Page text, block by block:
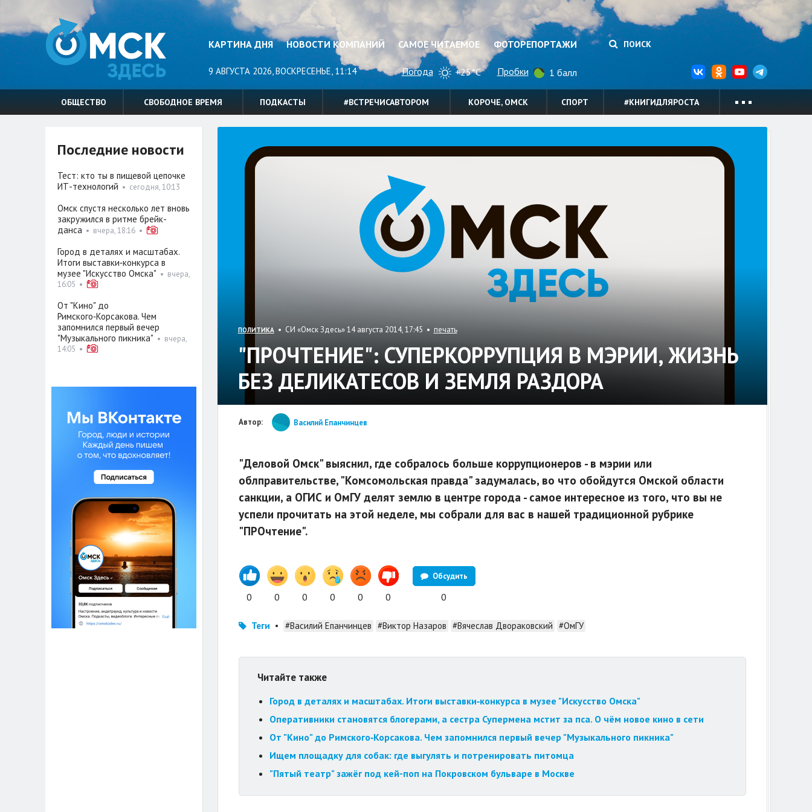
КАРТИНА ДНЯ НОВОСТИ КОМПАНИЙ САМОЕ ЧИТАЕМОЕ ФОТОРЕПОРТАЖИ ПОИСК
9 АВГУСТА 2026, ВОСКРЕСЕНЬЕ, 11:14 Погода +25°C Пробки 1 балл
ОБЩЕСТВО СВОБОДНОЕ ВРЕМЯ ПОДКАСТЫ #ВСТРЕЧИСАВТОРОМ КОРОЧЕ, ОМСК СПОРТ #КНИГИДЛЯРОСТА
ПОЛИТИКА• СИ «Омск Здесь» 14 августа 2014, 17:45 • печать
"ПРОЧТЕНИЕ": СУПЕРКОРРУПЦИЯ В МЭРИИ, ЖИЗНЬ
БЕЗ ДЕЛИКАТЕСОВ И ЗЕМЛЯ РАЗДОРА
Автор: Василий Епанчинцев
"Деловой Омск" выяснил, где собралось больше коррупционеров - в мэрии или
облправительстве, "Комсомольская правда" задумалась, во что обойдутся Омской области
санкции, а ОГИС и ОмГУ делят землю в центре города - самое интересное из того, что вы не
успели прочитать на этой неделе, мы собрали для вас в нашей традиционной рубрике
"ПРОчтение".
0 0 0 0 0 0
Обсудить
0
Теги • #Василий Епанчинцев #Виктор Назаров #Вячеслав Двораковский #ОмГУ
Читайте также
Город в деталях и масштабах. Итоги выставки‑конкурса в музее "Искусство Омска"
Оперативники становятся блогерами, а сестра Супермена мстит за пса. О чём новое кино в сети
От "Кино" до Римского‑Корсакова. Чем запомнился первый вечер "Музыкального пикника"
Ищем площадку для собак: где выгулять и потренировать питомца
"Пятый театр" зажёг под кей-поп на Покровском бульваре в Москве
Последние новости
Тест: кто ты в пищевой цепочке
ИТ-технологий • сегодня, 10:13
Омск спустя несколько лет вновь
закружился в ритме брейк-
данса• вчера, 18:16•
Город в деталях и масштабах.
Итоги выставки‑конкурса в
музее "Искусство Омска" • вчера,
16:05 •
От "Кино" до
Римского‑Корсакова. Чем
запомнился первый вечер
"Музыкального пикника" • вчера,
14:05 •